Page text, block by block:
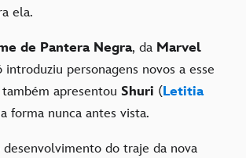
ela.
de Pantera Negra, da Marvel
introduziu personagens novos a esse
apresentou Shuri (Letitia
forma nunca antes vista.
do traje da nova